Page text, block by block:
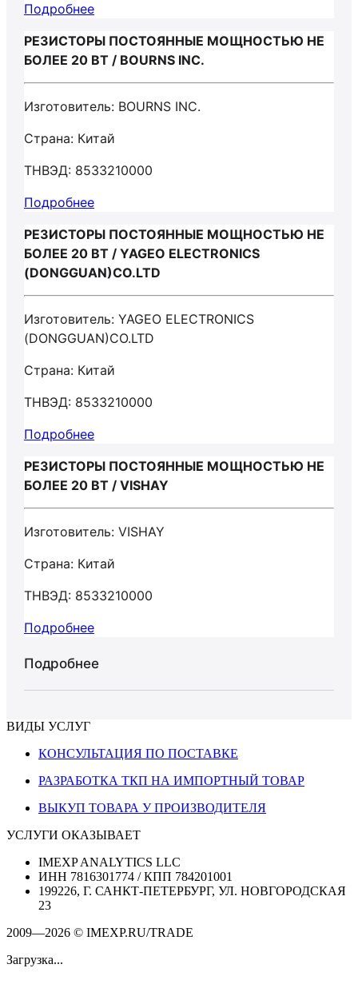
Подробнее
РЕЗИСТОРЫ ПОСТОЯННЫЕ МОЩНОСТЬЮ НЕ
БОЛЕЕ 20 ВТ / BOURNS INC.
Изготовитель: BOURNS INC.
Страна: Китай
ТНВЭД: 8533210000
Подробнее
РЕЗИСТОРЫ ПОСТОЯННЫЕ МОЩНОСТЬЮ НЕ
БОЛЕЕ 20 ВТ / YAGEO ELECTRONICS
(DONGGUAN)CO.LTD
Изготовитель: YAGEO ELECTRONICS
(DONGGUAN)CO.LTD
Страна: Китай
ТНВЭД: 8533210000
Подробнее
РЕЗИСТОРЫ ПОСТОЯННЫЕ МОЩНОСТЬЮ НЕ
БОЛЕЕ 20 ВТ / VISHAY
Изготовитель: VISHAY
Страна: Китай
ТНВЭД: 8533210000
Подробнее
Подробнее
ВИДЫ УСЛУГ
КОНСУЛЬТАЦИЯ ПО ПОСТАВКЕ
РАЗРАБОТКА ТКП НА ИМПОРТНЫЙ ТОВАР
ВЫКУП ТОВАРА У ПРОИЗВОДИТЕЛЯ
УСЛУГИ ОКАЗЫВАЕТ
IMEXP ANALYTICS LLC
ИНН 7816301774 / КПП 784201001
199226, Г. САНКТ-ПЕТЕРБУРГ, УЛ. НОВГОРОДСКАЯ
23
2009—2026 © IMEXP.RU/TRADE
Загрузка...